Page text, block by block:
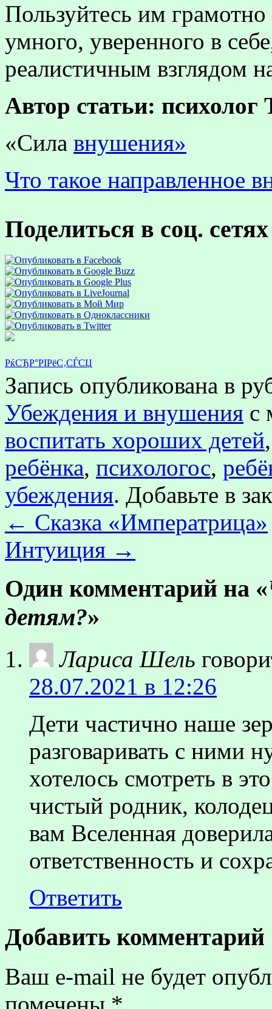
Пользуйтесь им грамотно
умного, уверенного в
реалистичным взглядом
Автор статьи:
«Сила внушения»
Что такое направленное
Поделиться в соц. сетях
РќСЂР°РІРёС‚СЃСЏ
Запись опубликована в
Убеждения и внушения с
воспитать хороших детей
ребёнка, психологос,
убеждения. Добавьте в
← Сказка «Императрица»
Интуиция →
Один комментарий на «
детям?»
Лариса Шель
28.07.2021 в 12:26
Дети частично наше
разговаривать с ними
хотелось смотреть в
чистый родник,
вам Вселенная
ответственность и
Ответить
Добавить комментарий
Ваш e-mail не будет
помечены *